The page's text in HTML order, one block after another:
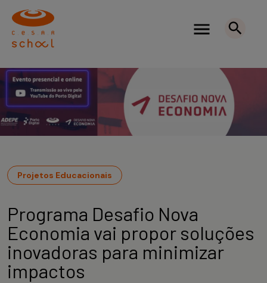
Projetos Educacionais
Programa Desafio Nova
Economia vai propor soluções
inovadoras para minimizar
impactos